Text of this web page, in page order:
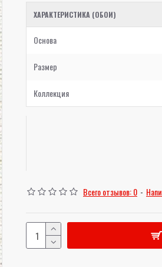
ХАРАКТЕРИСТИКА (ОБОИ)
Основа
Размер
Коллекция
Всего отзывов: 0 -